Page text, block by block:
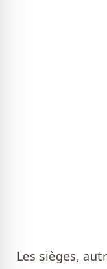
Les sièges,